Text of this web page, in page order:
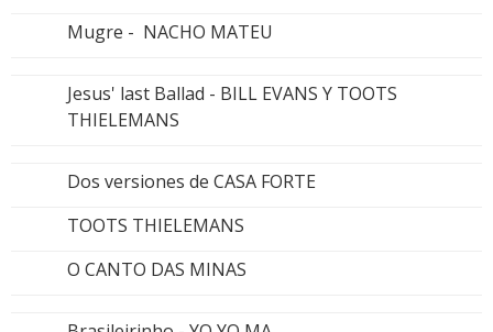
Mugre - NACHO MATEU
Jesus' last Ballad - BILL EVANS Y TOOTS
THIELEMANS
Dos versiones de CASA FORTE
TOOTS THIELEMANS
O CANTO DAS MINAS